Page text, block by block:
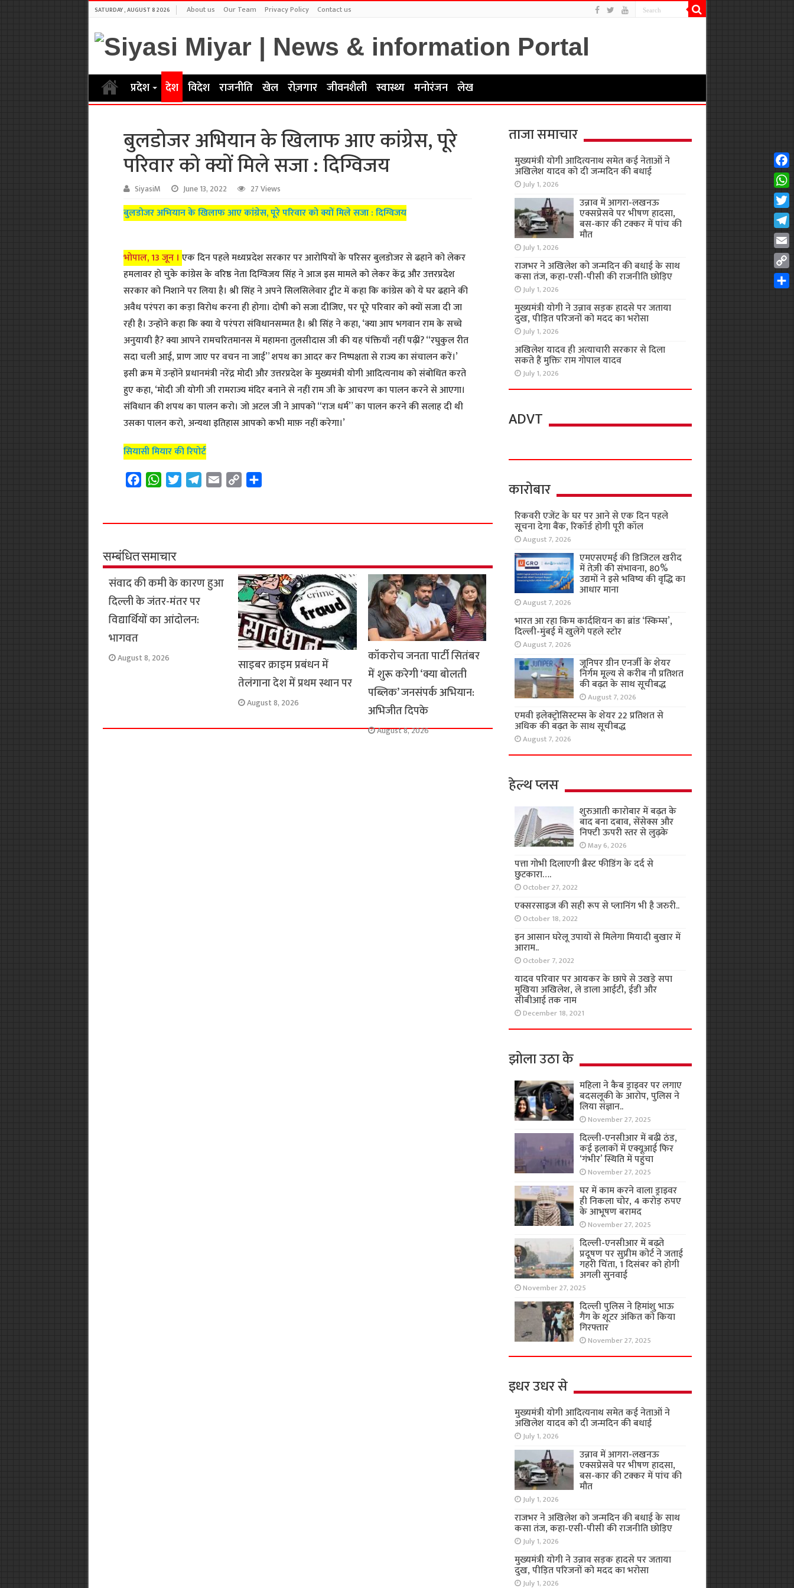
SATURDAY , AUGUST 8 2026 About us Our Team Privacy Policy Contact us
प्रदेश देश विदेश राजनीति खेल रोज़गार जीवनशैली स्वास्थ्य मनोरंजन लेख
बुलडोजर अभियान के खिलाफ आए कांग्रेस, पूरे
परिवार को क्यों मिले सजा : दिग्विजय
SiyasiM June 13, 2022 27 Views
बुलडोजर अभियान के खिलाफ आए कांग्रेस, पूरे परिवार को क्यों मिले सजा : दिग्विजय
भोपाल, 13 जून । एक दिन पहले मध्यप्रदेश सरकार पर आरोपियों के परिसर बुलडोजर से ढहाने को लेकर
हमलावर हो चुके कांग्रेस के वरिष्ठ नेता दिग्विजय सिंह ने आज इस मामले को लेकर केंद्र और उत्तरप्रदेश
सरकार को निशाने पर लिया है। श्री सिंह ने अपने सिलसिलेवार ट्वीट में कहा कि कांग्रेस को ये घर ढहाने की
अवैध परंपरा का कड़ा विरोध करना ही होगा। दोषी को सजा दीजिए, पर पूरे परिवार को क्यों सजा दी जा
रही है। उन्होंने कहा कि क्या ये परंपरा संविधानसम्मत है। श्री सिंह ने कहा, ‘क्या आप भगवान राम के सच्चे
अनुयायी हैं? क्या आपने रामचरितमानस में महामना तुलसीदास जी की यह पंक्तियाँ नहीं पढ़ीं? “रघुकुल रीत
सदा चली आई, प्राण जाए पर वचन ना जाई” शपथ का आदर कर निष्पक्षता से राज्य का संचालन करें।’
इसी क्रम में उन्होंने प्रधानमंत्री नरेंद्र मोदी और उत्तरप्रदेश के मुख्यमंत्री योगी आदित्यनाथ को संबोधित करते
हुए कहा, ‘मोदी जी योगी जी रामराज्य मंदिर बनाने से नहीं राम जी के आचरण का पालन करने से आएगा।
संविधान की शपथ का पालन करो। जो अटल जी ने आपको “राज धर्म” का पालन करने की सलाह दी थी
उसका पालन करो, अन्यथा इतिहास आपको कभी माफ़ नहीं करेगा।’
सियासी मियार की रिपोर्ट
e
o
o
k
W
t
A
p
p
t
r
e
a
m
i
y
n
k
r
सम्बंधित समाचार
संवाद की कमी के कारण हुआ
दिल्ली के जंतर-मंतर पर
विद्यार्थियों का आंदोलन:
भागवत
August 8, 2026
साइबर क्राइम प्रबंधन में
तेलंगाना देश में प्रथम स्थान पर
August 8, 2026
कॉकरोच जनता पार्टी सितंबर
में शुरू करेगी ‘क्या बोलती
पब्लिक’ जनसंपर्क अभियान:
अभिजीत दिपके
August 8, 2026
ताजा समाचार
मुख्यमंत्री योगी आदित्यनाथ समेत कई नेताओं ने
अखिलेश यादव को दी जन्मदिन की बधाई
July 1, 2026
उन्नाव में आगरा-लखनऊ
एक्सप्रेसवे पर भीषण हादसा,
बस-कार की टक्कर में पांच की
मौत
July 1, 2026
राजभर ने अखिलेश को जन्मदिन की बधाई के साथ
कसा तंज, कहा-एसी-पीसी की राजनीति छोड़िए
July 1, 2026
मुख्यमंत्री योगी ने उन्नाव सड़क हादसे पर जताया
दुख, पीड़ित परिजनों को मदद का भरोसा
July 1, 2026
अखिलेश यादव ही अत्याचारी सरकार से दिला
सकते हैं मुक्तिः राम गोपाल यादव
July 1, 2026
ADVT
कारोबार
रिकवरी एजेंट के घर पर आने से एक दिन पहले
सूचना देगा बैंक, रिकॉर्ड होगी पूरी कॉल
August 7, 2026
एमएसएमई की डिजिटल खरीद
में तेज़ी की संभावना, 80%
उद्यमों ने इसे भविष्य की वृद्धि का
आधार माना
August 7, 2026
भारत आ रहा किम कार्दशियन का ब्रांड ‘स्किम्स’,
दिल्ली-मुंबई में खुलेंगे पहले स्टोर
August 7, 2026
जूनिपर ग्रीन एनर्जी के शेयर
निर्गम मूल्य से करीब नौ प्रतिशत
की बढ़त के साथ सूचीबद्ध
August 7, 2026
एमवी इलेक्ट्रोसिस्टम्स के शेयर 22 प्रतिशत से
अधिक की बढ़त के साथ सूचीबद्ध
August 7, 2026
हेल्थ प्लस
शुरुआती कारोबार में बढ़त के
बाद बना दबाव, सेंसेक्स और
निफ्टी ऊपरी स्तर से लुढ़के
May 6, 2026
पत्ता गोभी दिलाएगी ब्रैस्ट फीडिंग के दर्द से
छुटकारा….
October 27, 2022
एक्सरसाइज की सही रूप से प्लानिंग भी है जरुरी..
October 18, 2022
इन आसान घरेलू उपायों से मिलेगा मियादी बुखार में
आराम..
October 7, 2022
यादव परिवार पर आयकर के छापे से उखड़े सपा
मुखिया अखिलेश, ले डाला आईटी, ईडी और
सीबीआई तक नाम
December 18, 2021
झोला उठा के
महिला ने कैब ड्राइवर पर लगाए
बदसलूकी के आरोप, पुलिस ने
लिया संज्ञान..
November 27, 2025
दिल्ली-एनसीआर में बढ़ी ठंड,
कई इलाकों में एक्यूआई फिर
‘गंभीर’ स्थिति में पहुंचा
November 27, 2025
घर में काम करने वाला ड्राइवर
ही निकला चोर, 4 करोड़ रुपए
के आभूषण बरामद
November 27, 2025
दिल्ली-एनसीआर में बढ़ते
प्रदूषण पर सुप्रीम कोर्ट ने जताई
गहरी चिंता, 1 दिसंबर को होगी
अगली सुनवाई
November 27, 2025
दिल्ली पुलिस ने हिमांशु भाऊ
गैंग के शूटर अंकित को किया
गिरफ्तार
November 27, 2025
इधर उधर से
मुख्यमंत्री योगी आदित्यनाथ समेत कई नेताओं ने
अखिलेश यादव को दी जन्मदिन की बधाई
July 1, 2026
उन्नाव में आगरा-लखनऊ
एक्सप्रेसवे पर भीषण हादसा,
बस-कार की टक्कर में पांच की
मौत
July 1, 2026
राजभर ने अखिलेश को जन्मदिन की बधाई के साथ
कसा तंज, कहा-एसी-पीसी की राजनीति छोड़िए
July 1, 2026
मुख्यमंत्री योगी ने उन्नाव सड़क हादसे पर जताया
दुख, पीड़ित परिजनों को मदद का भरोसा
July 1, 2026
Copy
Link